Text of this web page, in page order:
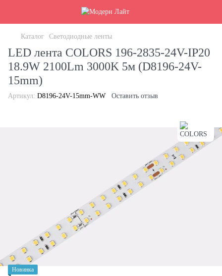
Каталог Светодиодные ленты
LED лента COLORS 196-2835-24V-IP20
18.9W 2100Lm 3000K 5м (D8196-24V-
15mm)
Артикул: D8196-24V-15mm-WW Оставить отзыв
Новинка